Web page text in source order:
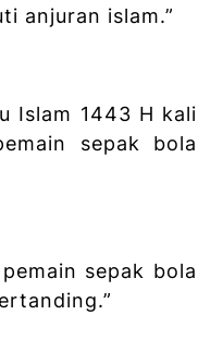
anjuran islam.”
Islam 1443 H kali
sepak bola
sepak bola